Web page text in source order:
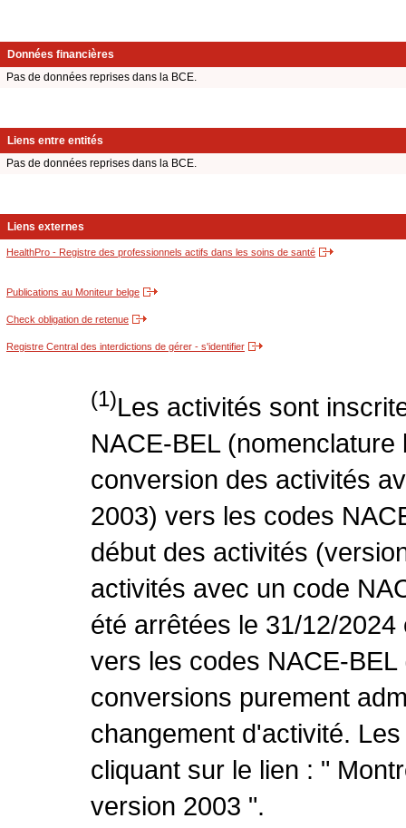
Données financières
Pas de données reprises dans la BCE.
Liens entre entités
Pas de données reprises dans la BCE.
Liens externes
HealthPro - Registre des professionnels actifs dans les soins de santé
Publications au Moniteur belge
Check obligation de retenue
Registre Central des interdictions de gérer - s'identifier
(1)Les activités sont
NACE-BEL
conversion des activités
2003) vers les codes
début des activités
activités avec un code
été arrêtées le 31/12/
vers les codes NACE-
conversions purement
changement d'activité.
cliquant sur le lien : "
version 2003 ".